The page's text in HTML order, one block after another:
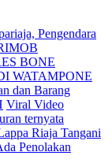
Pengendara
BONE
WATAMPONE
dan Barang
Viral Video
ternyata
Riaja Tangani
Penolakan